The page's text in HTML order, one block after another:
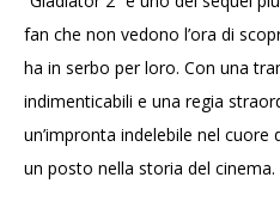
fan che non vedono l’ora di
ha in serbo per loro. Con una
indimenticabili e una regia
un’impronta indelebile nel
un posto nella storia del cinema.